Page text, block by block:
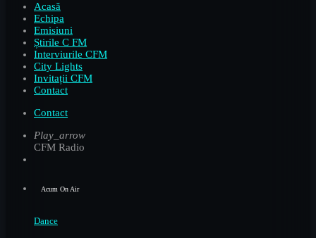
Acasă
Echipa
Emisiuni
Știrile C FM
Interviurile CFM
City Lights
Invitații CFM
Contact
Contact
Play_arrow
CFM Radio
Acum On Air
Dance